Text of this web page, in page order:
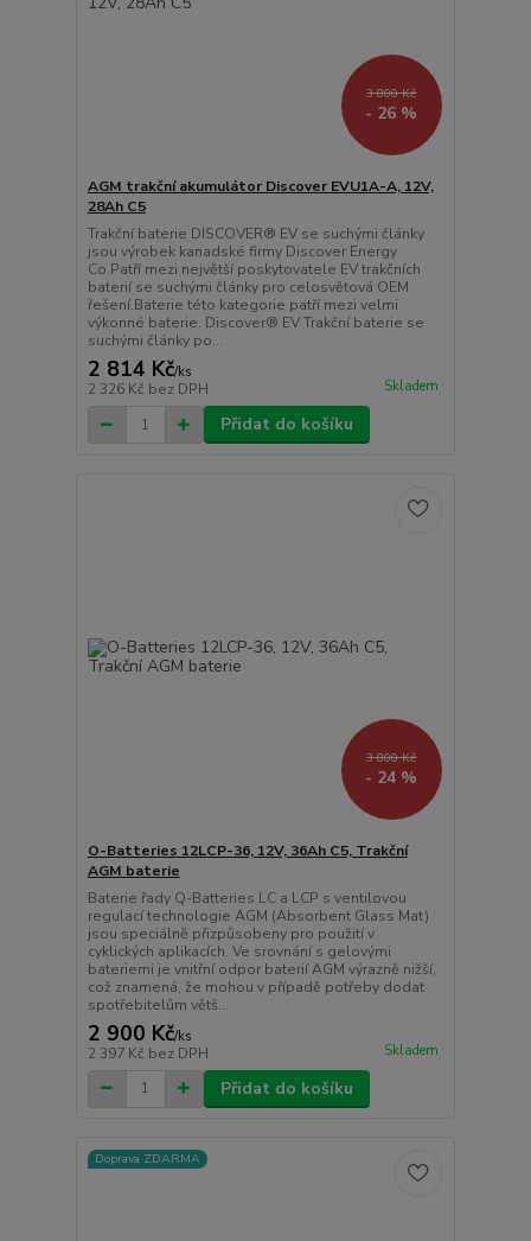
3 800 Kč
- 26 %
AGM trakční akumulátor Discover EVU1A-A, 12V,
28Ah C5
Trakční baterie DISCOVER® EV se suchými články
jsou výrobek kanadské firmy Discover Energy
Co.Patří mezi největší poskytovatele EV trakčních
baterií se suchými články pro celosvětová OEM
řešení.Baterie této kategorie patří mezi velmi
výkonné baterie. Discover® EV Trakční baterie se
suchými články po...
2 814 Kč/ks
2 326 Kč bez DPH Skladem
Přidat do košíku
3 800 Kč
- 24 %
O-Batteries 12LCP-36, 12V, 36Ah C5, Trakční
AGM baterie
Baterie řady Q-Batteries LC a LCP s ventilovou
regulací technologie AGM (Absorbent Glass Mat)
jsou speciálně přizpůsobeny pro použití v
cyklických aplikacích. Ve srovnání s gelovými
bateriemi je vnitřní odpor baterií AGM výrazně nižší,
což znamená, že mohou v případě potřeby dodat
spotřebitelům větš...
2 900 Kč/ks
2 397 Kč bez DPH Skladem
Přidat do košíku
Doprava ZDARMA